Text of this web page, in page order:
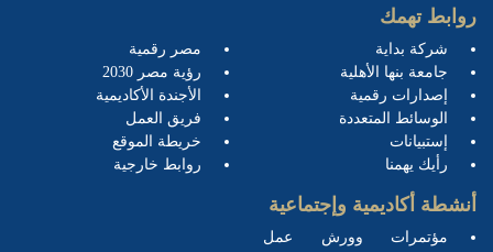
روابط تهمك
شركة بداية
جامعة بنها الأهلية
إصدارات رقمية
الوسائط المتعددة
إستبيانات
رأيك يهمنا
مصر رقمية
رؤية مصر 2030
الأجندة الأكاديمية
فريق العمل
خريطة الموقع
روابط خارجية
أنشطة أكاديمية وإجتماعية
مؤتمرات وورش عمل